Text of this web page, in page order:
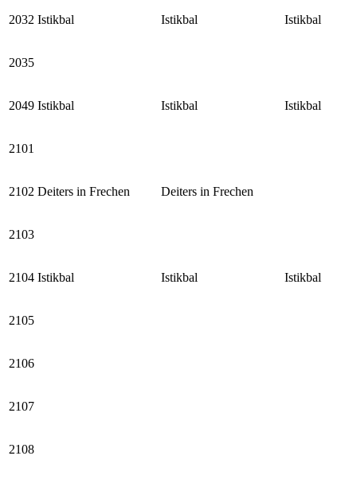
2032 Istikbal Istikbal Istikbal
2035
2049 Istikbal Istikbal Istikbal
2101
2102 Deiters in Frechen Deiters in Frechen
2103
2104 Istikbal Istikbal Istikbal
2105
2106
2107
2108